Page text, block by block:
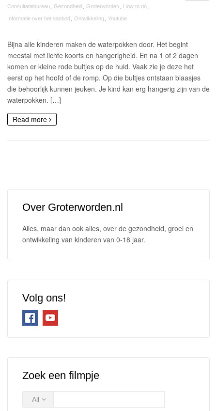
Consultatiebureau Gezondheid Groterworden How to do
Informatie over het aanbod Ontwikkeling Youtube
Bijna alle kinderen maken de waterpokken door. Het begint
meestal met lichte koorts en hangerigheid. En na 1 of 2 dagen
komen er kleine rode bultjes op de huid. Vaak zie je deze het
eerst op het hoofd of de romp. Op die bultjes ontstaan blaasjes
die behoorlijk kunnen jeuken. Je kind kan erg hangerig zijn van de
waterpokken. […]
Read more
Over Groterworden.nl
Alles, maar dan ook alles, over de gezondheid, groei en
ontwikkeling van kinderen van 0-18 jaar.
Volg ons!
Zoek een filmpje
All